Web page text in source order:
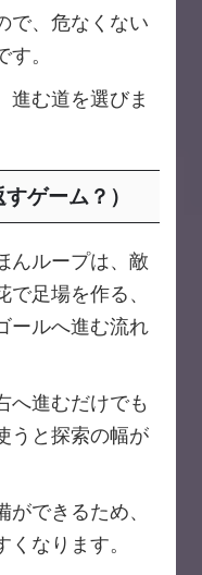
で、危なくない
。
進む道を選びま
ゲーム？）
んループは、敵
足場を作る、
ールへ進む流れ
へ進むだけでも
うと探索の幅が
できるため、
なります。